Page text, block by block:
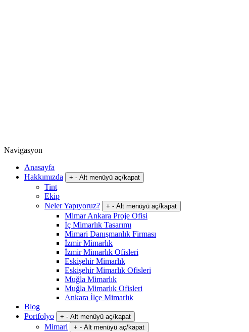
Navigasyon
Anasayfa
Hakkımızda
+ - Alt menüyü aç/kapat
Tint
Ekip
Neler Yapıyoruz?
+ - Alt menüyü aç/kapat
Mimar Ankara Proje Ofisi
İç Mimarlık Tasarımı
Mimari Danışmanlık Firması
İzmir Mimarlık
İzmir Mimarlık Ofisleri
Eskişehir Mimarlık
Eskişehir Mimarlık Ofisleri
Muğla Mimarlık
Muğla Mimarlık Ofisleri
Ankara İlçe Mimarlık
Blog
Portfolyo
+ - Alt menüyü aç/kapat
Mimari + - Alt menüyü aç/kapat